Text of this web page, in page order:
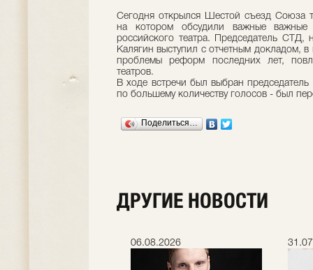
Сегодня открылся Шестой съезд Союза
на котором обсудили важные важные
российского театра. Председатель
Калягин выступил с отчетным докладом,
проблемы реформ последних лет,
театров.
В ходе встречи был выбран
по большему количеству голосов - был
Поделиться…
ДРУГИЕ НОВОСТИ
06.08.2026